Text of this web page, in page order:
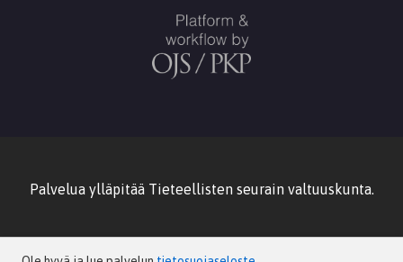
Palvelua ylläpitää Tieteellisten seurain valtuuskunta.